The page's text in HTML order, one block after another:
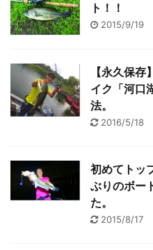
ト！！
2015/9/19
【永久保
イク「河口
法。
2016/5/18
初めてト
ぶりのボー
た。
2015/8/17